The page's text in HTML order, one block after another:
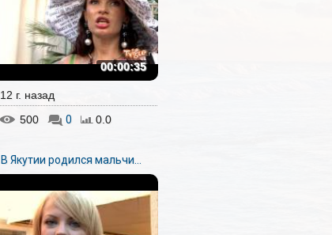
00:00:35
12 г. назад
500
0 0.0
В Якутии родился мальчи...